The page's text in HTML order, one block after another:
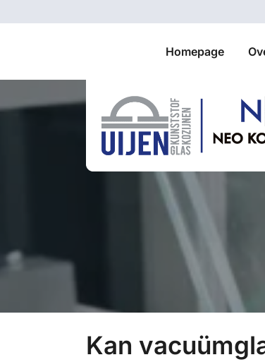
Homepage
Kan